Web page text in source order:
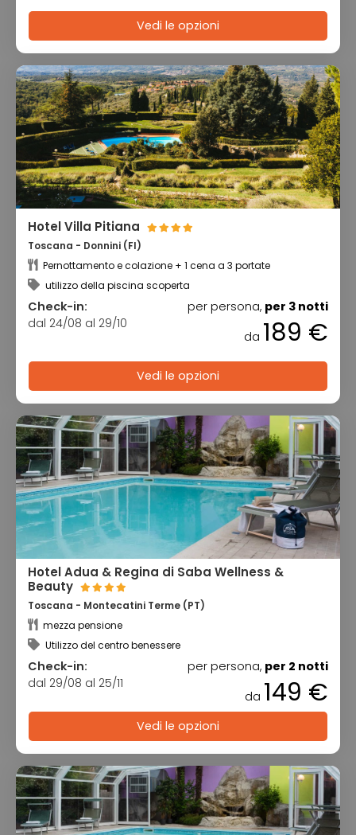
Vedi le opzioni
Hotel Villa Pitiana
Toscana - Donnini (FI)
Pernottamento e colazione + 1 cena a 3 portate
utilizzo della piscina scoperta
Check-in:
dal 24/08 al 29/10
per persona, per 3 notti
da 189 €
Vedi le opzioni
Hotel Adua & Regina di Saba Wellness &
Beauty
Toscana - Montecatini Terme (PT)
mezza pensione
Utilizzo del centro benessere
Check-in:
dal 29/08 al 25/11
per persona, per 2 notti
da 149 €
Vedi le opzioni